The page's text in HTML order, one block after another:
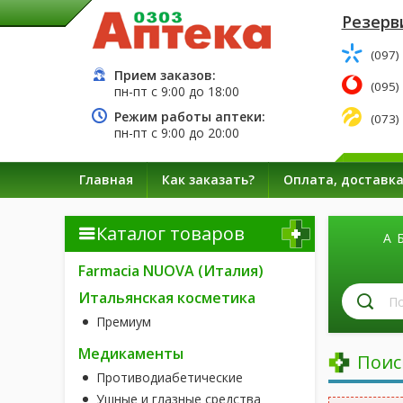
Прием заказов:
пн-пт с9:00 до 18:00
Режим работы аптеки:
пн-пт с9:00 до 20:00
(097)
(095)
(073)
Главная Как заказать? Оплата, доставка
Каталог товаров
Farmacia NUOVA (Италия)
Итальянская косметика
Премиум
Медикаменты
Противодиабетические
Ушные и глазные средства
А Б